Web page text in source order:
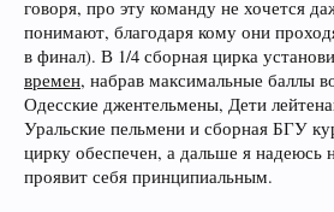
говоря, про эту команду не хочется
понимают, благодаря кому они
в финал). В 1/4 сборная цирка
времен, набрав максимальные баллы
Одесские джентельмены, Дети
Уральские пельмени и сборная БГУ
цирку обеспечен, а дальше я надеюсь
проявит себя принципиальным.